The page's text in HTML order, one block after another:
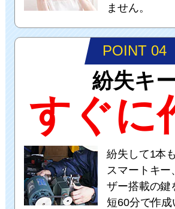
ません。
POINT 04
紛失キ
すぐに
紛失して1本
スマートキー
ザー搭載の鍵
短60分で作成